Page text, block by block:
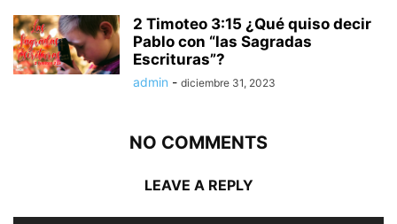
2 Timoteo 3:15 ¿Qué quiso decir
Pablo con “las Sagradas
Escrituras”?
admin - diciembre 31, 2023
NO COMMENTS
LEAVE A REPLY